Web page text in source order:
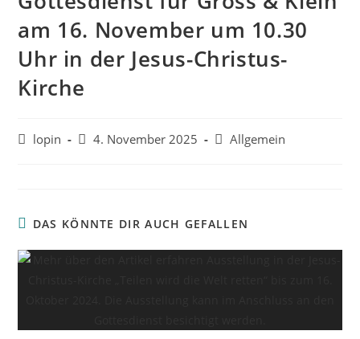
am 16. November um 10.30
Uhr in der Jesus-Christus-
Kirche
Beitrags-
lopin
Beitrag
4. November 2025
Beitrags-
Allgemein
DAS KÖNNTE DIR AUCH GEFALLEN